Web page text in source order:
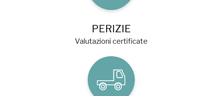
PERIZIE
Valutazioni certificate